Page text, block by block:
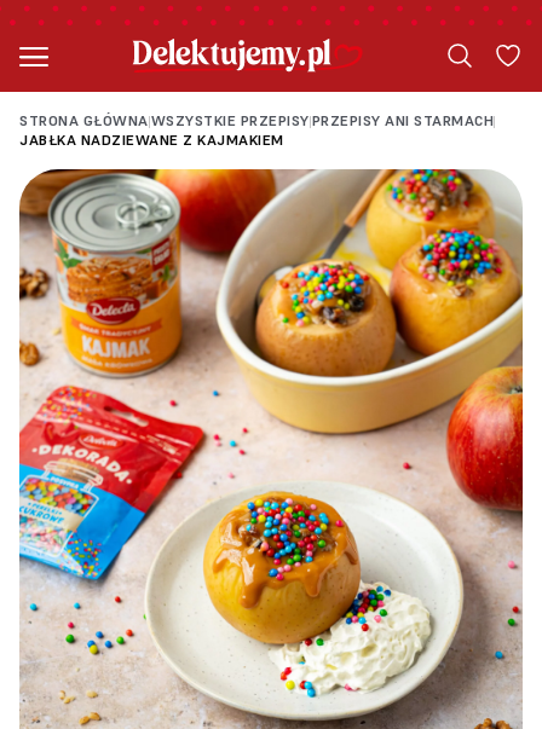
STRONA GŁÓWNA|WSZYSTKIE PRZEPISY|PRZEPISY ANI STARMACH|
JABŁKA NADZIEWANE Z KAJMAKIEM